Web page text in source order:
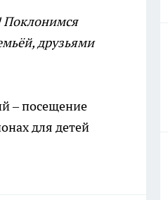
Поклонимся
друзьями
– посещение
для детей